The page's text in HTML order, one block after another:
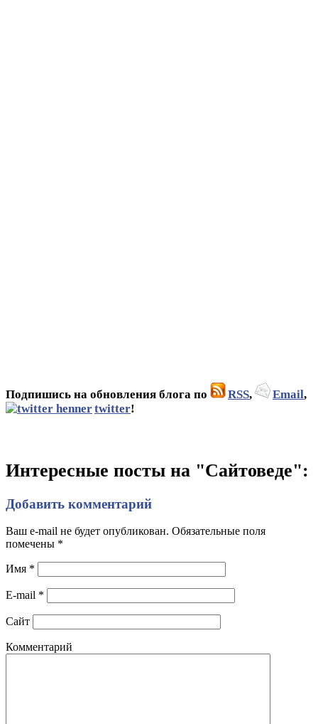
Подпишись на обновления блога по RSS, Email,
twitter!
Интересные посты на "Сайтоведе":
Добавить комментарий
Ваш e-mail не будет опубликован. Обязательные поля
помечены *
Имя *
E-mail *
Сайт
Комментарий